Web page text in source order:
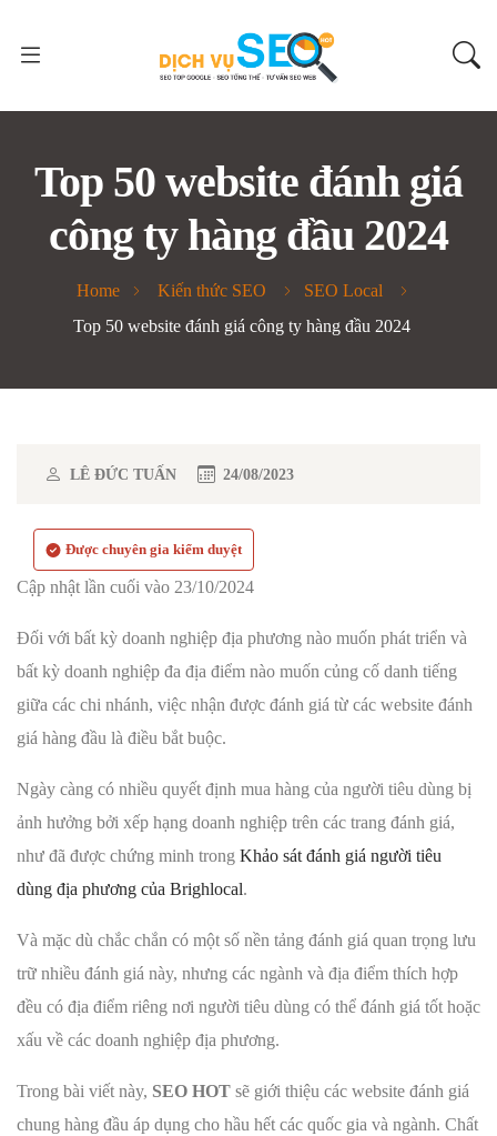
Top 50 website đánh giá
công ty hàng đầu 2024
Home Kiến thức SEO
SEO Local
Top 50 website đánh giá công ty hàng đầu 2024
LÊ ĐỨC TUẤN 24/08/2023
Được chuyên gia kiểm duyệt
Cập nhật lần cuối vào 23/10/2024
Đối với bất kỳ doanh nghiệp địa phương nào muốn phát triển và
bất kỳ doanh nghiệp đa địa điểm nào muốn củng cố danh tiếng
giữa các chi nhánh, việc nhận được đánh giá từ các website đánh
giá hàng đầu là điều bắt buộc.
Ngày càng có nhiều quyết định mua hàng của người tiêu dùng bị
ảnh hưởng bởi xếp hạng doanh nghiệp trên các trang đánh giá,
như đã được chứng minh trong Khảo sát đánh giá người tiêu
dùng địa phương của Brighlocal.
Và mặc dù chắc chắn có một số nền tảng đánh giá quan trọng lưu
trữ nhiều đánh giá này, nhưng các ngành và địa điểm thích hợp
đều có địa điểm riêng nơi người tiêu dùng có thể đánh giá tốt hoặc
xấu về các doanh nghiệp địa phương.
Trong bài viết này, SEO HOT sẽ giới thiệu các website đánh giá
chung hàng đầu áp dụng cho hầu hết các quốc gia và ngành. Chất